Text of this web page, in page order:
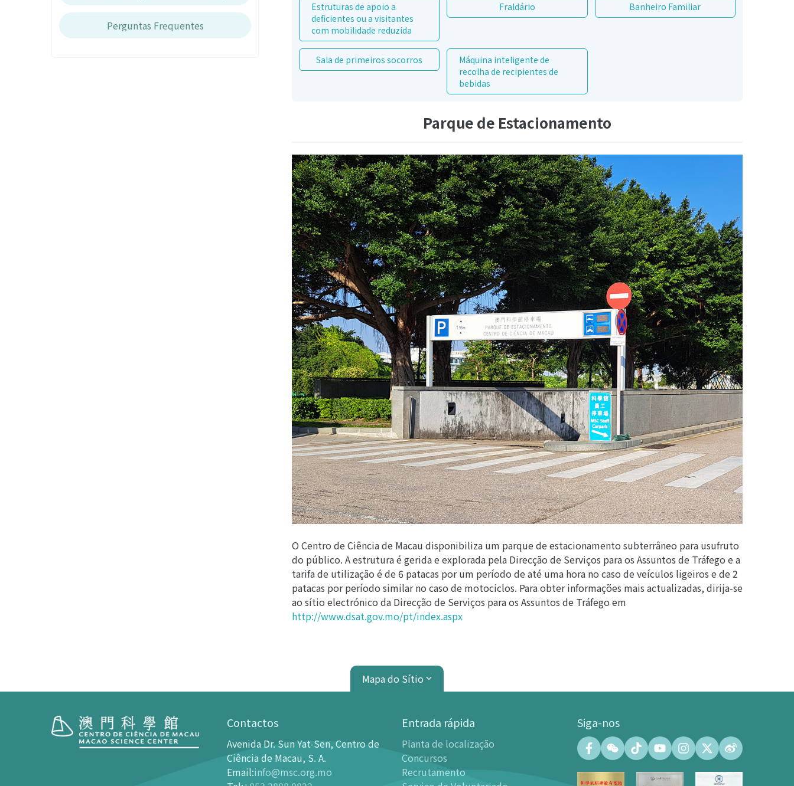
Perguntas Frequentes
Estruturas de apoio a
deficientes ou a visitantes
com mobilidade reduzida
Fraldário Banheiro Familiar
Sala de primeiros socorros
Máquina inteligente de
recolha de recipientes de
bebidas
Parque de Estacionamento
O Centro de Ciência de Macau disponibiliza um parque de estacionamento subterrâneo para usufruto
do público. A estrutura é gerida e explorada pela Direcção de Serviços para os Assuntos de Tráfego e a
tarifa de utilização é de 6 patacas por um período de até uma hora no caso de veículos ligeiros e de 2
patacas por período similar no caso de motociclos. Para obter informações mais actualizadas, dirija-se
ao sítio electrónico da Direcção de Serviços para os Assuntos de Tráfego em
http://www.dsat.gov.mo/pt/index.aspx
Mapa do Sítio
Visita Centro de Exibições
Introdução
Planetário
Introdução
Centro de Convenções
Salão de Convenções (capacidade
Contactos
Avenida Dr. Sun Yat-Sen, Centro de
Ciência de Macau, S. A.
Email:info@msc.org.mo
Entrada rápida
Planta de localização
Concursos
Recrutamento
Siga-nos